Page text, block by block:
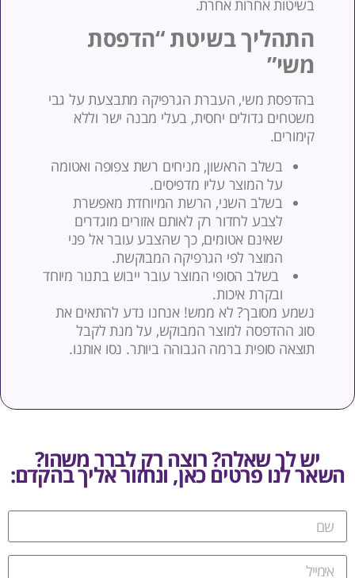
בשיטות אחרות אחרת.
התהליך בשיטת “הדפסת
משי”
בהדפסת משי, העברת הגרפיקה מתבצעת על גבי
משטחים גדולים יחסית, בעלי מבנה ישר וללא
קימורים.
בשלב הראשון, מניחים רשת צפופה ואטומה
על המוצר עליו מדפיסים.
בשלב השני, הרשת המיוחדת מאפשרת
לצבע לחדור רק לאותם אזורים מוגדרים
שאינם אטומים, כך שהצבע עובר אל פני
המוצר לפי הגרפיקה המבוקשת.
בשלב הסופי המוצר עובר ייבוש בתנור מיוחד
ובקרת איכות.
נשמע מסובך? לא ממש! אנחנו נדע להתאים את
סוג ההדפסה למוצר המבוקש, על מנת לקבל
תוצאה סופית ברמה הגבוהה ביותר. נסו אותנו.
לך שאלה? רוצה רק לברר משהו?
לנו פרטים כאן, ונחזור אליך בהקדם: